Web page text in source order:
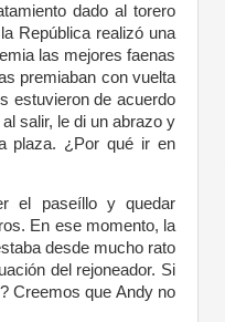
dado al torero
República realizó una
las mejores faenas
premiaban con vuelta
estuvieron de acuerdo
salir, le di un abrazo y
plaza. ¿Por qué ir en
el paseíllo y quedar
En ese momento, la
desde mucho rato
del rejoneador. Si
Creemos que Andy no